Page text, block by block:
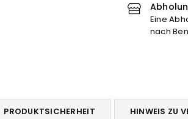
Eine
nach
PRODUKTSICHERHEIT HINWEIS ZU